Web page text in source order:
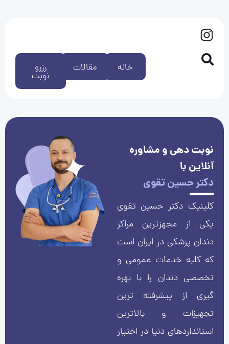
رزرو
نوبت
مقالات خانه
نوبت دهی و مشاوره
آنلاین با
دکتر حسین تقوی
کلینیک دکتر حسین تقوی
یکی از مجهزترین مراکز
دندان پزشکی در ایران است
که کلیه خدمات عمومی و
تخصصی دندان را با بهره
گیری از پیشرفته ترین
تجهیزات و بالاترین
استانداردهای دنیا در اختیار